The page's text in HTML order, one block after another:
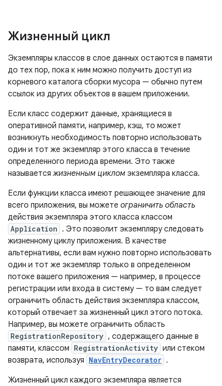
Жизненный цикл
Экземпляры классов в слое данных остаются в памяти
до тех пор, пока к ним можно получить доступ из
корневого каталога сборки мусора — обычно путем
ссылок из других объектов в вашем приложении.
Если класс содержит данные, хранящиеся в
оперативной памяти, например, кэш, то может
возникнуть необходимость повторно использовать
один и тот же экземпляр этого класса в течение
определенного периода времени. Это также
называетсяжизненным циклом экземпляра класса.
Если функции класса имеют решающее значение для
всего приложения, вы можете ограничить область
действия экземпляра этого класса классом
Application . Это позволит экземпляру следовать
жизненному циклу приложения. В качестве
альтернативы, если вам нужно повторно использовать
один и тот же экземпляр только в определенном
потоке вашего приложения — например, в процессе
регистрации или входа в систему — то вам следует
ограничить область действия экземпляра классом,
который отвечает за жизненный цикл этого потока.
Например, вы можете ограничить область
RegistrationRepository , содержащего данные в
памяти, классом RegistrationActivity или стеком
возврата, используя NavEntryDecorator .
Жизненный цикл каждого экземпляра является